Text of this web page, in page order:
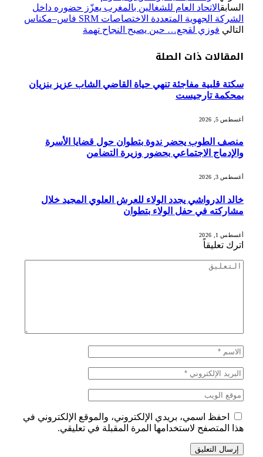
السابقالاتحاد العام للشغالين بالمغرب يعزّز حضوره داخل
الشركة الجهوية المتعددة الاختصاصات SRM فاس–مكناس
التالي فوزي لقجع… حين يصبح النجاح تهمة
المقالات ذات الصلة
سكتة قلبية مفاجئة تنهي حياة القاضي الشاب عزيز بنزيان
بمحكمة تارجيست
أغسطس 5, 2026
منصف الطوب يحضر ندوة بتطوان حول قضايا الأسرة
والإدماج الاجتماعي بحضور وزيرة التضامن
أغسطس 3, 2026
خالد الدرواشي يجدد الولاء للعرش العلوي المجيد خلال
مشاركته في حفل الولاء بتطوان
أغسطس 1, 2026
اترك تعليقاً
احفظ اسمي، بريدي الإلكتروني، والموقع الإلكتروني في
هذا المتصفح لاستخدامها المرة المقبلة في تعليقي.